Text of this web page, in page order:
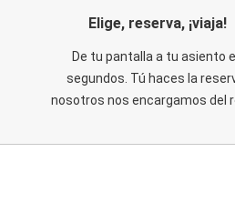
Elige, reserva, ¡viaja!
De tu pantalla a tu asiento
segundos. Tú haces la
nosotros nos encargamos del